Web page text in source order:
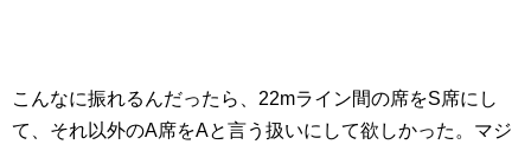
こんなに振れるんだったら、22mライン間の席をS席にし
て、それ以外のA席をAと言う扱いにして欲しかった。マジ